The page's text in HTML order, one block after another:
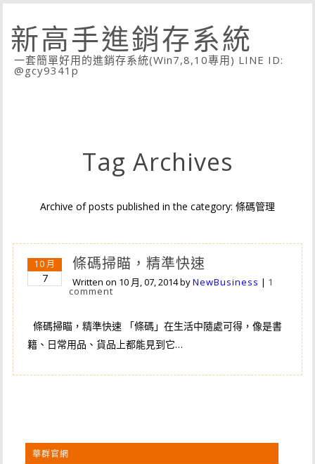
新高手進銷存系統
一套簡單好用的進銷存系統(Win7,8,10專用) LINE ID:
@gcy9341p
Tag Archives
Archive of posts published in the category: 條碼管理
10 月
7
條碼掃瞄，精準快速
Written on 10 月, 07, 2014byNewBusiness | 1
comment
條碼掃瞄，精準快速 「條碼」在生活中隨處可得，像是書
籍、日常用品、貨品上都能見到它…
華群官網